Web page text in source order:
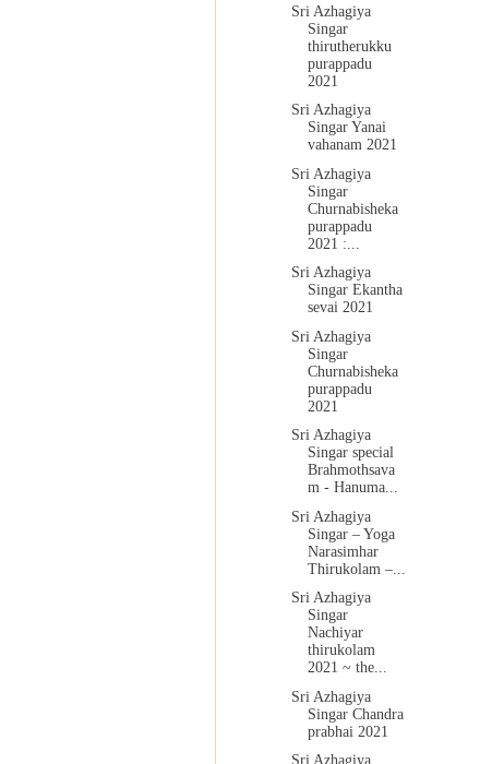
Sri Azhagiya
Singar
thirutherukku
purappadu
2021
Sri Azhagiya
Singar Yanai
vahanam 2021
Sri Azhagiya
Singar
Churnabisheka
purappadu
2021 :...
Sri Azhagiya
Singar Ekantha
sevai 2021
Sri Azhagiya
Singar
Churnabisheka
purappadu
2021
Sri Azhagiya
Singar special
Brahmothsava
m - Hanuma...
Sri Azhagiya
Singar – Yoga
Narasimhar
Thirukolam –...
Sri Azhagiya
Singar
Nachiyar
thirukolam
2021 ~ the...
Sri Azhagiya
Singar Chandra
prabhai 2021
Sri Azhagiya